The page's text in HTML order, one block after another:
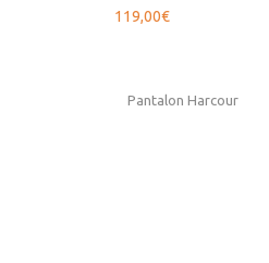
119,00€
Pantalon Harcour